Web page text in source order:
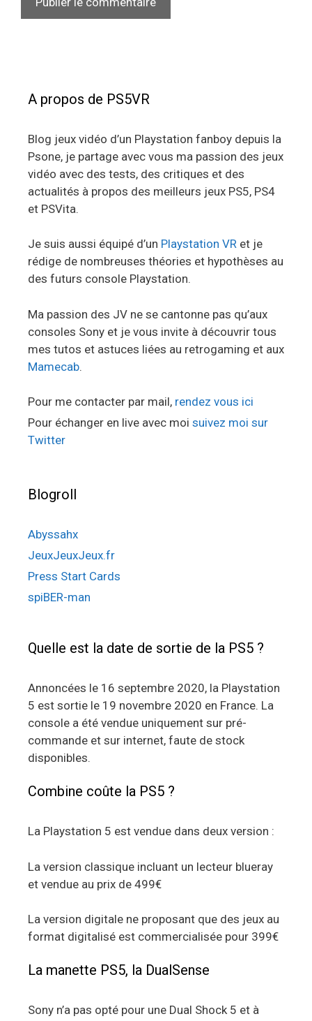
A propos de PS5VR
Blog jeux vidéo d’un Playstation fanboy depuis la
Psone, je partage avec vous ma passion des jeux
vidéo avec des tests, des critiques et des
actualités à propos des meilleurs jeux PS5, PS4
et PSVita.
Je suis aussi équipé d’un Playstation VR et je
rédige de nombreuses théories et hypothèses au
des futurs console Playstation.
Ma passion des JV ne se cantonne pas qu’aux
consoles Sony et je vous invite à découvrir tous
mes tutos et astuces liées au retrogaming et aux
Mamecab.
Pour me contacter par mail, rendez vous ici
Pour échanger en live avec moi suivez moi sur
Twitter
Blogroll
Abyssahx
JeuxJeuxJeux.fr
Press Start Cards
spiBER-man
Quelle est la date de sortie de la PS5 ?
Annoncées le 16 septembre 2020, la Playstation
5 est sortie le 19 novembre 2020 en France. La
console a été vendue uniquement sur pré-
commande et sur internet, faute de stock
disponibles.
Combine coûte la PS5 ?
La Playstation 5 est vendue dans deux version :
La version classique incluant un lecteur blueray
et vendue au prix de 499€
La version digitale ne proposant que des jeux au
format digitalisé est commercialisée pour 399€
La manette PS5, la DualSense
Sony n’a pas opté pour une Dual Shock 5 et à